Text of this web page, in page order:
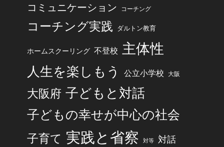
コミュニケーション コーチング
コーチング実践 ダルトン教育
ホームスクーリング 不登校 主体性
人生を楽しもう 公立小学校 大阪
大阪府 子どもと対話
子どもの幸せが中心の社会
子育て 実践と省察 対等
対話